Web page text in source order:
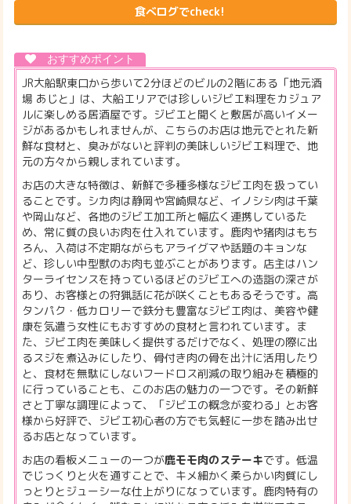
食べログでcheck!
JR大船駅東口から歩いて2分ほどのビルの2階にある「地元酒
場 あじと」は、大船エリアでは珍しいジビエ料理をカジュア
ルに楽しめる居酒屋です。ジビエと聞くと敷居が高いイメー
ジがあるかもしれませんが、こちらのお店は地元でとれた新
鮮な食材と、臭みがないと評判の美味しいジビエ料理で、地
元の方々から親しまれています。
お店の大きな特徴は、新鮮で多種多様なジビエ肉を扱ってい
ることです。シカ肉は静岡や宮崎県など、イノシシ肉は千葉
や岡山など、各地のジビエ加工所と幅広く連携しているた
め、常に質の良いお肉を仕入れています。鹿肉や猪肉はもち
ろん、入荷は不定期ながらもアライグマや話題のキョンな
ど、珍しい中型獣のお肉も並ぶことがあります。店主はハン
ターライセンスを持っているほどのジビエへの造詣の深さが
あり、お客様との狩猟話に花が咲くこともあるそうです。高
タンパク・低カロリーで鉄分も豊富なジビエ肉は、美容や健
康を気遣う女性にもおすすめの食材と言われています。ま
た、ジビエ肉を美味しく提供するだけでなく、処理の際に出
るスジを煮込みにしたり、骨付き肉の骨を出汁に活用したり
と、食材を無駄にしないフードロス削減の取り組みを積極的
に行っていることも、このお店の魅力の一つです。その新鮮
さと丁寧な調理によって、「ジビエの概念が変わる」とお客
様から好評で、ジビエ初心者の方でも気軽に一歩を踏み出せ
るお店となっています。
お店の看板メニューの一つが鹿モモ肉のステーキです。低温
でじっくりと火を通すことで、キメ細かく柔らかい肉質にし
っとりとジューシーな仕上がりになっています。鹿肉特有の